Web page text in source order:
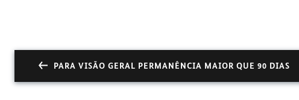
PARA VISÃO GERAL PERMANÊNCIA MAIOR QUE 90 DIAS